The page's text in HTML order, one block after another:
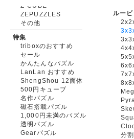
ZEPUZZLES
その他
特集
triboxのおすすめ
セール
かんたんなパズル
LanLan おすすめ
ShengShou 12面体
500円キューブ
名作パズル
磁石搭載パズル
1,000円未満のパズル
透明パズル
Gearパズル
ルー
分